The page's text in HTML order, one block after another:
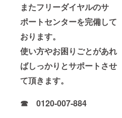
またフリーダイヤルのサ
ポートセンターを完備して
おります。
使い方やお困りごとがあれ
ばしっかりとサポートさせ
て頂きます。
☎ 0120-007-884